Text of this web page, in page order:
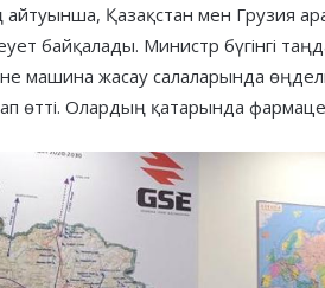
Қазақстан мен Грузия
байқалады. Министр бүгінгі
машина жасау салаларында
өтті. Олардың қатарында